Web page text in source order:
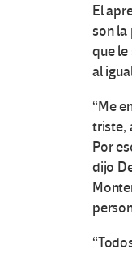
El
son la
que le
al
“Me
triste,
Por
dijo